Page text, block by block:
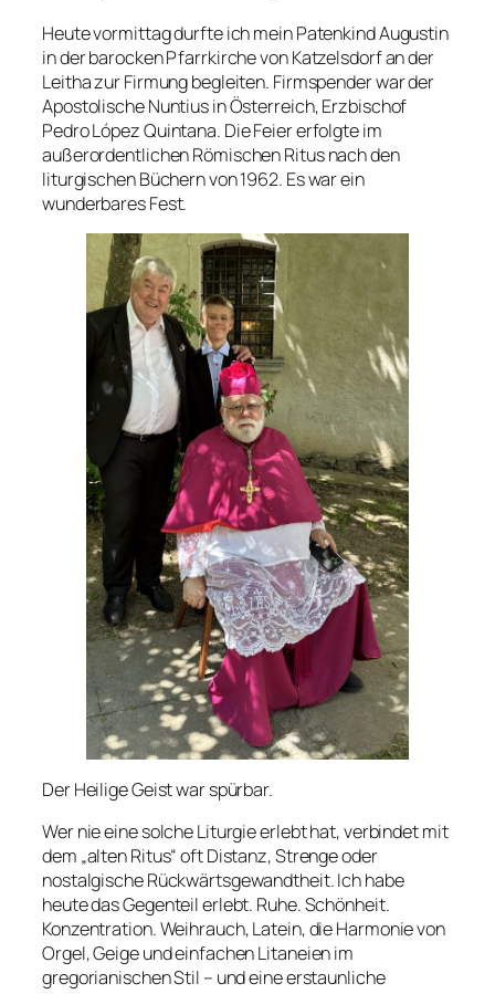
Heute vormittag durfte ich mein Patenkind Augustin
in der barocken Pfarrkirche von Katzelsdorf an der
Leitha zur Firmung begleiten. Firmspender war der
Apostolische Nuntius in Österreich, Erzbischof
Pedro López Quintana. Die Feier erfolgte im
außerordentlichen Römischen Ritus nach den
liturgischen Büchern von 1962. Es war ein
wunderbares Fest.
Der Heilige Geist war spürbar.
Wer nie eine solche Liturgie erlebt hat, verbindet mit
dem „alten Ritus“ oft Distanz, Strenge oder
nostalgische Rückwärtsgewandtheit. Ich habe
heute das Gegenteil erlebt. Ruhe. Schönheit.
Konzentration. Weihrauch, Latein, die Harmonie von
Orgel, Geige und einfachen Litaneien im
gregorianischen Stil – und eine erstaunliche